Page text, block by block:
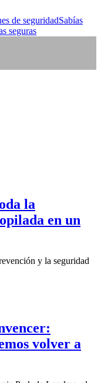
de seguridadSabías
seguras
la
en un
y la seguridad
volver a